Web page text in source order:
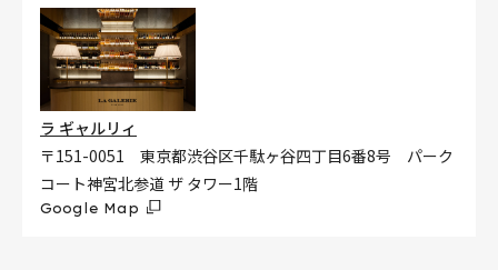
ラ ギャルリィ
〒151-0051 東京都渋谷区千駄ヶ谷四丁目6番8号 パーク
コート神宮北参道 ザ タワー1階
Google Map